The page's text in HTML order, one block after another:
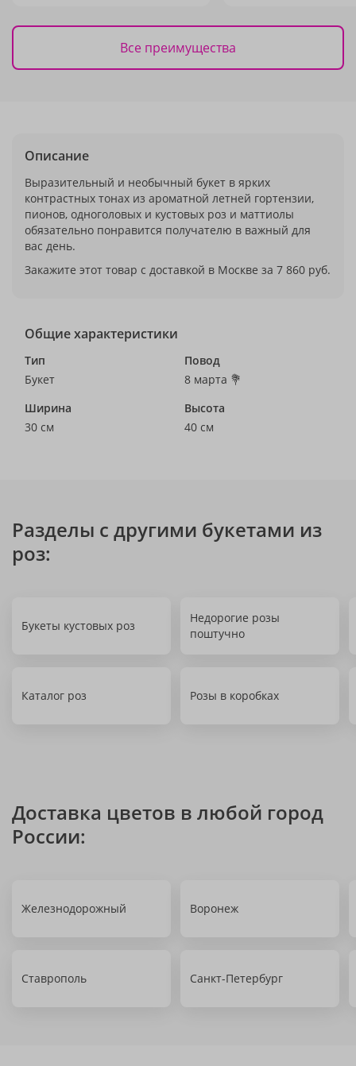
Все преимущества
Описание
Выразительный и необычный букет в ярких
контрастных тонах из ароматной летней гортензии,
пионов, одноголовых и кустовых роз и маттиолы
обязательно понравится получателю в важный для
вас день.
Закажите этот товар с доставкой в Москве за 7 860 руб.
Общие характеристики
Тип
Букет
Повод
8 марта 💐
Ширина
30 см
Высота
40 см
Разделы с другими букетами из
роз:
Букеты кустовых роз
Недорогие розы
поштучно
Каталог роз Розы в коробках
Доставка цветов в любой город
России:
Железнодорожный Воронеж
Ставрополь Санкт-Петербург